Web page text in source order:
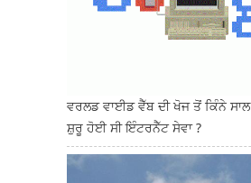
ਵਰਲਡ ਵਾਈਡ ਵੈੱਬ ਦੀ ਖੋਜ ਤੋਂ ਕਿੰਨੇ
ਸ਼ੁਰੂ ਹੋਈ ਸੀ ਇੰਟਰਨੈੱਟ ਸੇਵਾ ?